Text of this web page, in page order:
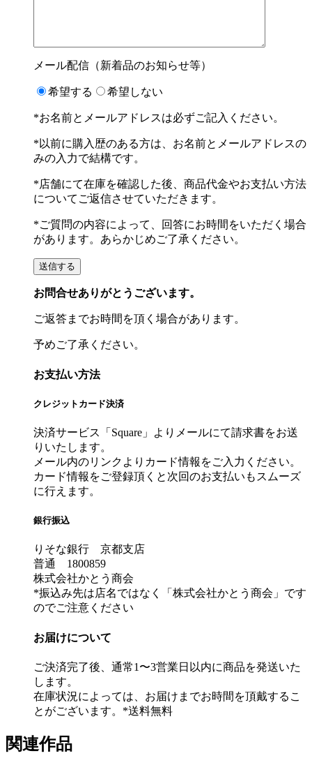
メール配信（新着品のお知らせ等）
希望する 希望しない
*お名前とメールアドレスは必ずご記入ください。
*以前に購入歴のある方は、お名前とメールアドレスの
みの入力で結構です。
*店舗にて在庫を確認した後、商品代金やお支払い方法
についてご返信させていただきます。
*ご質問の内容によって、回答にお時間をいただく場合
があります。あらかじめご了承ください。
お問合せありがとうございます。
ご返答までお時間を頂く場合があります。
予めご了承ください。
お支払い方法
クレジットカード決済
決済サービス「Square」よりメールにて請求書をお送
りいたします。
メール内のリンクよりカード情報をご入力ください。
カード情報をご登録頂くと次回のお支払いもスムーズ
に行えます。
銀行振込
りそな銀行 京都支店
普通 1800859
株式会社かとう商会
*振込み先は店名ではなく「株式会社かとう商会」です
のでご注意ください
お届けについて
ご決済完了後、通常1〜3営業日以内に商品を発送いた
します。
在庫状況によっては、お届けまでお時間を頂戴するこ
とがございます。*送料無料
関連作品